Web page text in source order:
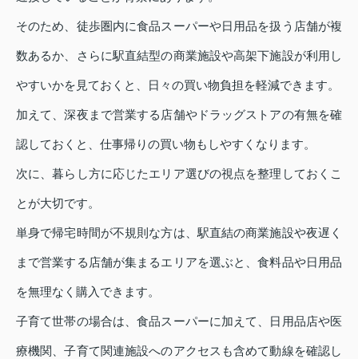
そのため、徒歩圏内に食品スーパーや日用品を扱う店舗が複
数あるか、さらに駅直結型の商業施設や高架下施設が利用し
やすいかを見ておくと、日々の買い物負担を軽減できます。
加えて、深夜まで営業する店舗やドラッグストアの有無を確
認しておくと、仕事帰りの買い物もしやすくなります。
次に、暮らし方に応じたエリア選びの視点を整理しておくこ
とが大切です。
単身で帰宅時間が不規則な方は、駅直結の商業施設や夜遅く
まで営業する店舗が集まるエリアを選ぶと、食料品や日用品
を無理なく購入できます。
子育て世帯の場合は、食品スーパーに加えて、日用品店や医
療機関、子育て関連施設へのアクセスも含めて動線を確認し